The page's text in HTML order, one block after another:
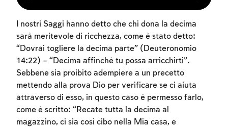
I nostri Saggi hanno detto che chi dona la decima
sarà meritevole di ricchezza, come è stato detto:
“Dovrai togliere la decima parte” (Deuteronomio
14:22) – “Decima affinché tu possa arricchirti”.
Sebbene sia proibito adempiere a un precetto
mettendo alla prova Dio per verificare se ci aiuta
attraverso di esso, in questo caso è permesso farlo,
come è scritto: “Recate tutta la decima al
magazzino, ci sia così cibo nella Mia casa, e